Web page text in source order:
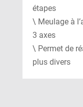
étapes
\ Meulage à
3 axes
\ Permet de
plus divers